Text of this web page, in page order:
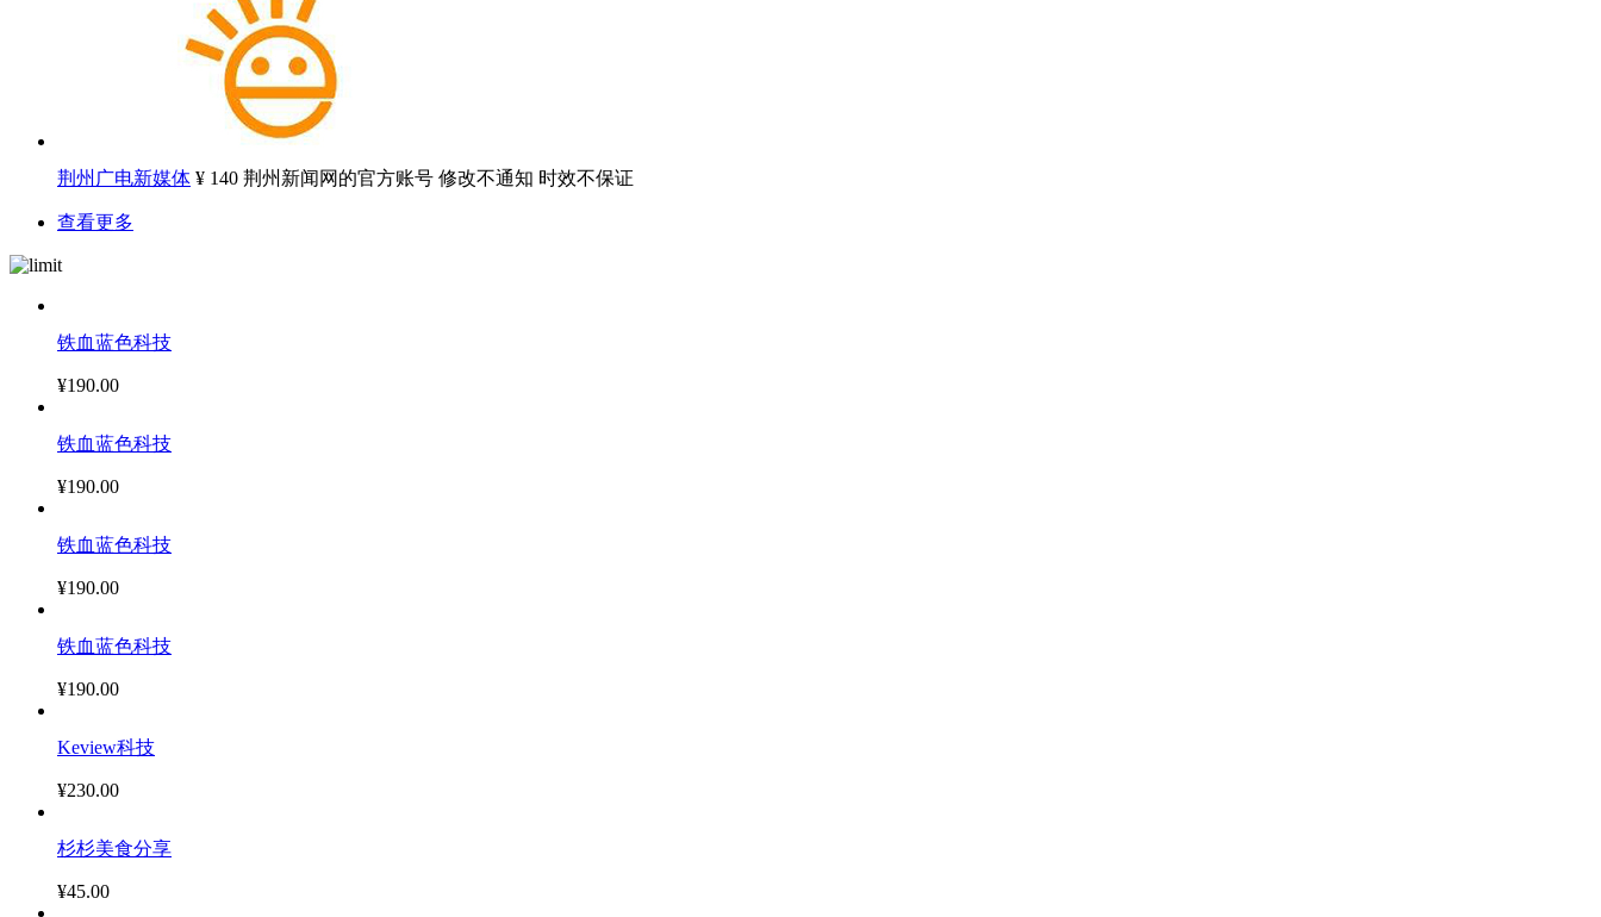
荆州广电新媒体 ¥ 140 荆州新闻网的官方账号 修改不通知 时效不保证
查看更多
铁血蓝色科技
¥190.00
铁血蓝色科技
¥190.00
铁血蓝色科技
¥190.00
铁血蓝色科技
¥190.00
Keview科技
¥230.00
杉杉美食分享
¥45.00